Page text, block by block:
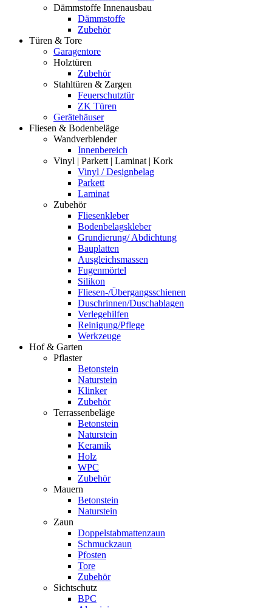
Dämmstoffe Innenausbau
Dämmstoffe
Zubehör
Türen & Tore
Garagentore
Holztüren
Zubehör
Stahltüren & Zargen
Feuerschutztür
ZK Türen
Gerätehäuser
Fliesen & Bodenbeläge
Wandverblender
Innenbereich
Vinyl | Parkett | Laminat | Kork
Vinyl / Designbelag
Parkett
Laminat
Zubehör
Fliesenkleber
Bodenbelagskleber
Grundierung/ Abdichtung
Bauplatten
Ausgleichsmassen
Fugenmörtel
Silikon
Fliesen-/Übergangsschienen
Duschrinnen/Duschablagen
Verlegehilfen
Reinigung/Pflege
Werkzeuge
Hof & Garten
Pflaster
Betonstein
Naturstein
Klinker
Zubehör
Terrassenbeläge
Betonstein
Naturstein
Keramik
Holz
WPC
Zubehör
Mauern
Betonstein
Naturstein
Zaun
Doppelstabmattenzaun
Schmuckzaun
Pfosten
Tore
Zubehör
Sichtschutz
BPC